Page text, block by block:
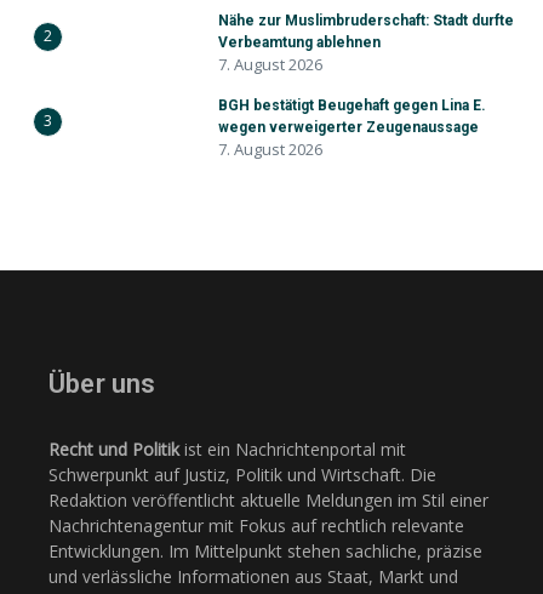
2
Nähe zur Muslimbruderschaft: Stadt durfte
Verbeamtung ablehnen
7. August 2026
3
BGH bestätigt Beugehaft gegen Lina E.
wegen verweigerter Zeugenaussage
7. August 2026
Über uns
Recht und Politikist ein Nachrichtenportal mit
Schwerpunkt auf Justiz, Politik und Wirtschaft. Die
Redaktion veröffentlicht aktuelle Meldungen im Stil einer
Nachrichtenagentur mit Fokus auf rechtlich relevante
Entwicklungen. Im Mittelpunkt stehen sachliche, präzise
und verlässliche Informationen aus Staat, Markt und